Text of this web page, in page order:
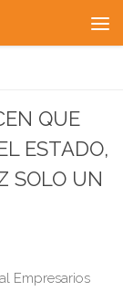
QUE
ESTADO,
SOLO UN
Empresarios